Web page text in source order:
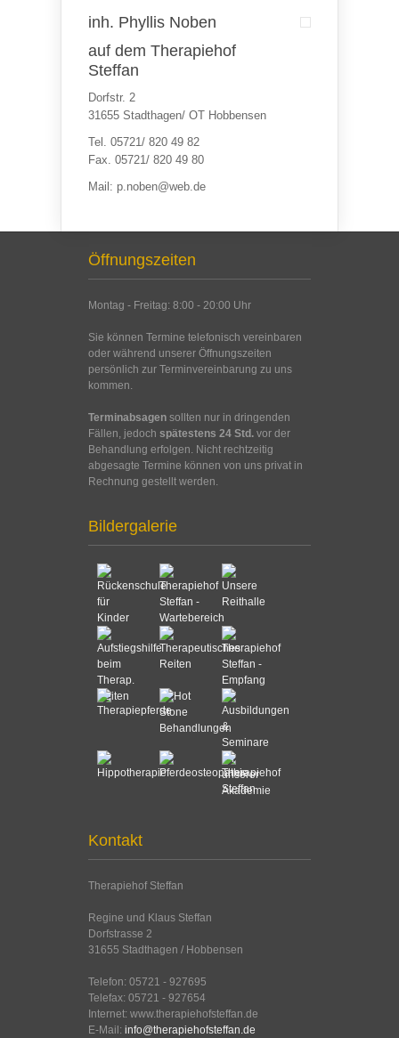
inh. Phyllis Noben
auf dem Therapiehof
Steffan
Dorfstr. 2
31655 Stadthagen/ OT Hobbensen
Tel. 05721/ 820 49 82
Fax. 05721/ 820 49 80
Mail: p.noben@web.de
Öffnungszeiten
Montag - Freitag: 8:00 - 20:00 Uhr
Sie können Termine telefonisch vereinbaren
oder während unserer Öffnungszeiten
persönlich zur Terminvereinbarung zu uns
kommen.
Terminabsagen sollten nur in dringenden
Fällen, jedoch spätestens 24 Std. vor der
Behandlung erfolgen. Nicht rechtzeitig
abgesagte Termine können von uns privat in
Rechnung gestellt werden.
Bildergalerie
Kontakt
Therapiehof Steffan
Regine und Klaus Steffan
Dorfstrasse 2
31655 Stadthagen / Hobbensen
Telefon: 05721 - 927695
Telefax: 05721 - 927654
Internet: www.therapiehofsteffan.de
E-Mail: info@therapiehofsteffan.de